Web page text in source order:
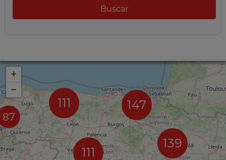
87
111 147
111
139
+
−